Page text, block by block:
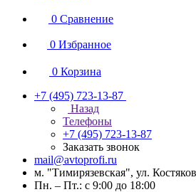
0 Сравнение
0 Избранное
0 Корзина
+7 (495) 723-13-87
Назад
Телефоны
+7 (495) 723-13-87
Заказать звонок
mail@avtoprofi.ru
м. "Тимирязевская", ул.
Пн. – Пт.: с 9:00 до 18:00